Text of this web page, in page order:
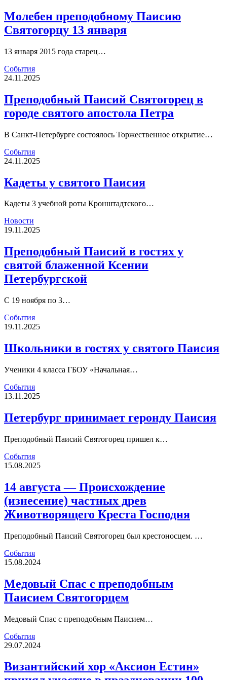
Молебен преподобному Паисию
Святогорцу 13 января
13 января 2015 года старец…
События
24.11.2025
Преподобный Паисий Святогорец в
городе святого апостола Петра
В Санкт-Петербурге состоялось Торжественное открытие…
События
24.11.2025
Кадеты у святого Паисия
Кадеты 3 учебной роты Кронштадтского…
Новости
19.11.2025
Преподобный Паисий в гостях у
святой блаженной Ксении
Петербургской
С 19 ноября по 3…
События
19.11.2025
Школьники в гостях у святого Паисия
Ученики 4 класса ГБОУ «Начальная…
События
13.11.2025
Петербург принимает геронду Паисия
Преподобный Паисий Святогорец пришел к…
События
15.08.2025
14 августа — Происхождение
(изнесение) частных древ
Животворящего Креста Господня
Преподобный Паисий Святогорец был крестоносцем. …
События
15.08.2024
Медовый Спас с преподобным
Паисием Святогорцем
Медовый Спас с преподобным Паисием…
События
29.07.2024
Византийский хор «Аксион Естин»